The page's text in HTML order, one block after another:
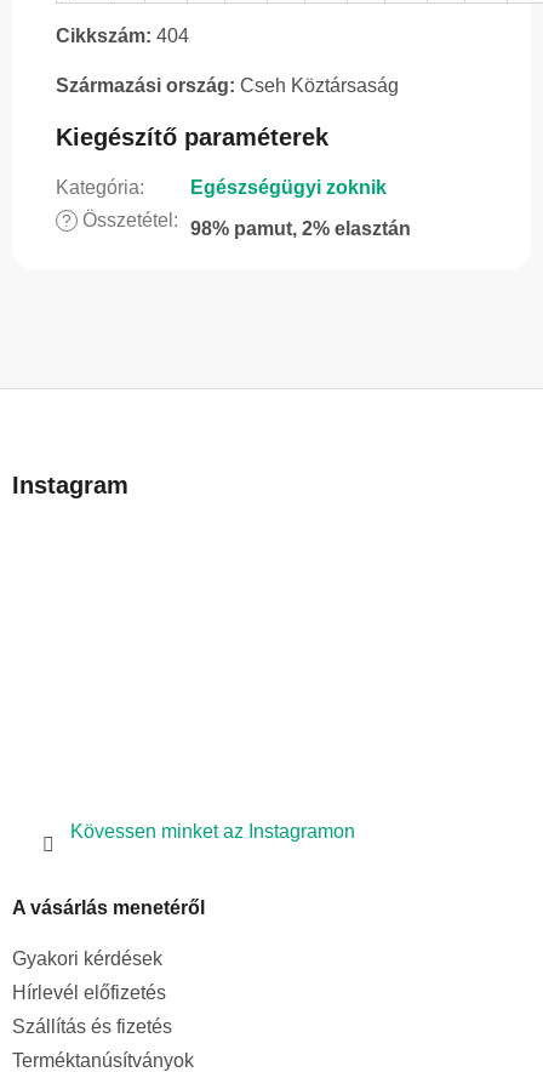
Cikkszám: 404
Származási ország: Cseh Köztársaság
Kiegészítő paraméterek
Kategória: Egészségügyi zoknik
? Összetétel : 98% pamut, 2% elasztán
Instagram
Kövessen minket az Instagramon
A vásárlás menetéről
Gyakori kérdések
Hírlevél előfizetés
Szállítás és fizetés
Terméktanúsítványok